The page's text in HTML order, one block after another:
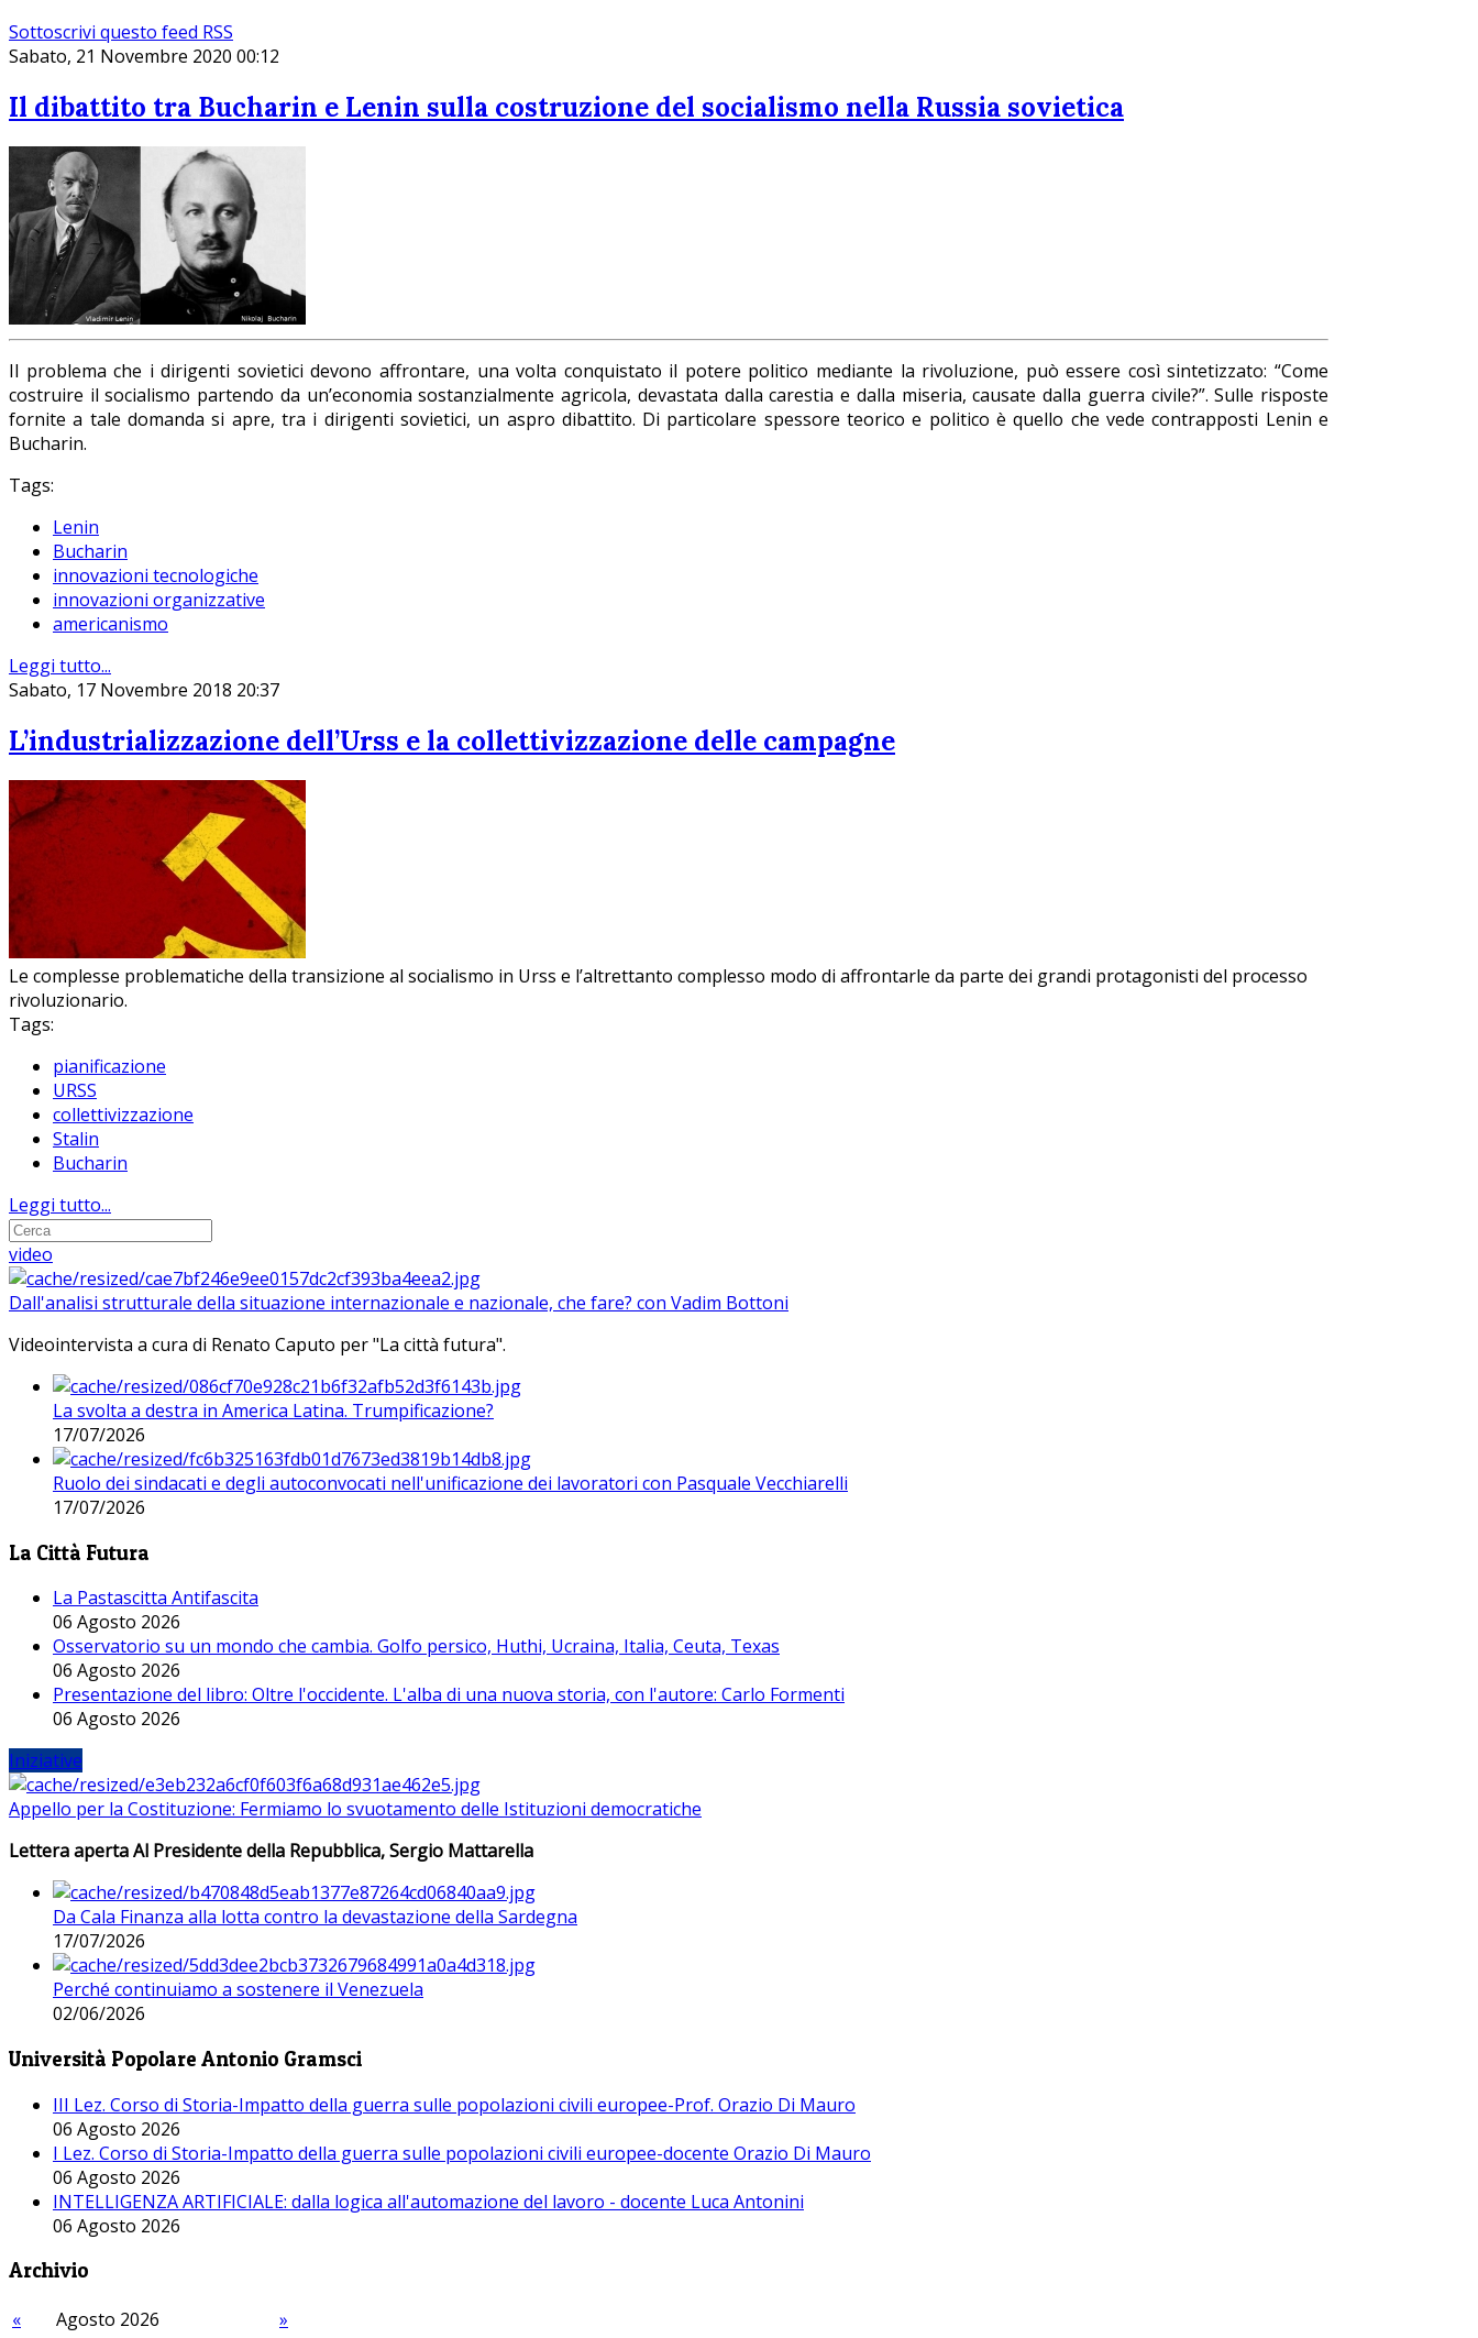
Sottoscrivi questo feed RSS
Sabato, 21 Novembre 2020 00:12
Il dibattito tra Bucharin e Lenin sulla costruzione del socialismo nella Russia sovietica
Il problema che i dirigenti sovietici devono affrontare, una volta conquistato il potere politico mediante la rivoluzione, può essere così sintetizzato: “Come
costruire il socialismo partendo da un’economia sostanzialmente agricola, devastata dalla carestia e dalla miseria, causate dalla guerra civile?”. Sulle risposte
fornite a tale domanda si apre, tra i dirigenti sovietici, un aspro dibattito. Di particolare spessore teorico e politico è quello che vede contrapposti Lenin e
Bucharin.
Tags:
Lenin
Bucharin
innovazioni tecnologiche
innovazioni organizzative
americanismo
Leggi tutto...
Sabato, 17 Novembre 2018 20:37
L’industrializzazione dell’Urss e la collettivizzazione delle campagne
Le complesse problematiche della transizione al socialismo in Urss e l’altrettanto complesso modo di affrontarle da parte dei grandi protagonisti del processo
rivoluzionario.
Tags:
pianificazione
URSS
collettivizzazione
Stalin
Bucharin
Leggi tutto...
video
Dall'analisi strutturale della situazione internazionale e nazionale, che fare? con Vadim Bottoni
Videointervista a cura di Renato Caputo per "La città futura".
La svolta a destra in America Latina. Trumpificazione?
17/07/2026
Ruolo dei sindacati e degli autoconvocati nell'unificazione dei lavoratori con Pasquale Vecchiarelli
17/07/2026
La Città Futura
La Pastascitta Antifascita
06 Agosto 2026
Osservatorio su un mondo che cambia. Golfo persico, Huthi, Ucraina, Italia, Ceuta, Texas
06 Agosto 2026
Presentazione del libro: Oltre l'occidente. L'alba di una nuova storia, con l'autore: Carlo Formenti
06 Agosto 2026
Iniziative
Appello per la Costituzione: Fermiamo lo svuotamento delle Istituzioni democratiche
Lettera aperta Al Presidente della Repubblica, Sergio Mattarella
Da Cala Finanza alla lotta contro la devastazione della Sardegna
17/07/2026
Perché continuiamo a sostenere il Venezuela
02/06/2026
Università Popolare Antonio Gramsci
III Lez. Corso di Storia-Impatto della guerra sulle popolazioni civili europee-Prof. Orazio Di Mauro
06 Agosto 2026
I Lez. Corso di Storia-Impatto della guerra sulle popolazioni civili europee-docente Orazio Di Mauro
06 Agosto 2026
INTELLIGENZA ARTIFICIALE: dalla logica all'automazione del lavoro - docente Luca Antonini
06 Agosto 2026
Archivio
« Agosto 2026
»